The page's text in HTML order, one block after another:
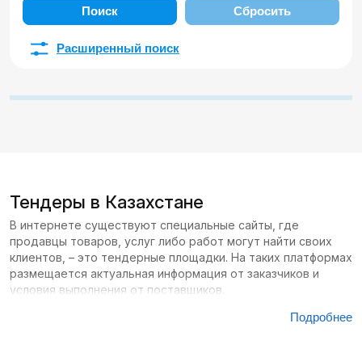
Поиск Сбросить
Расширенный поиск
Тендеры в Казахстане
В интернете существуют специальные сайты, где
продавцы товаров, услуг либо работ могут найти своих
клиентов, – это тендерные площадки. На таких платформах
размещается актуальная информация от заказчиков и
условия выполнения от поставщиков.
Подробнее